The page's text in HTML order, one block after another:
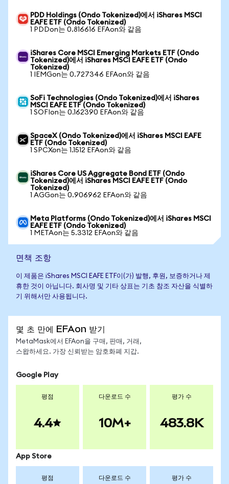
PDD Holdings (Ondo Tokenized)에서 iShares MSCI
EAFE ETF (Ondo Tokenized)
1 PDDon는 0.816616 EFAon와 같음
iShares Core MSCI Emerging Markets ETF (Ondo
Tokenized)에서 iShares MSCI EAFE ETF (Ondo
Tokenized)
1 IEMGon는 0.727346 EFAon와 같음
SoFi Technologies (Ondo Tokenized)에서 iShares
MSCI EAFE ETF (Ondo Tokenized)
1 SOFIon는 0.162390 EFAon와 같음
SpaceX (Ondo Tokenized)에서 iShares MSCI EAFE
ETF (Ondo Tokenized)
1 SPCXon는 1.1512 EFAon와 같음
iShares Core US Aggregate Bond ETF (Ondo
Tokenized)에서 iShares MSCI EAFE ETF (Ondo
Tokenized)
1 AGGon는 0.906962 EFAon와 같음
Meta Platforms (Ondo Tokenized)에서 iShares MSCI
EAFE ETF (Ondo Tokenized)
1 METAon는 5.3312 EFAon와 같음
면책 조항
이 제품은 iShares MSCI EAFE ETF이(가) 발행, 후원, 보증하거나 제
휴한 것이 아닙니다. 회사명 및 기타 상표는 기초 참조 자산을 식별하
기 위해서만 사용됩니다.
몇 초 만에 EFAon 받기
MetaMask에서 EFAon을 구매, 판매, 거래,
스왑하세요. 가장 신뢰받는 암호화폐 지갑.
Google Play
평점
4.4
다운로드 수
10M+
평가 수
483.8K
App Store
평점 다운로드 수 평가 수